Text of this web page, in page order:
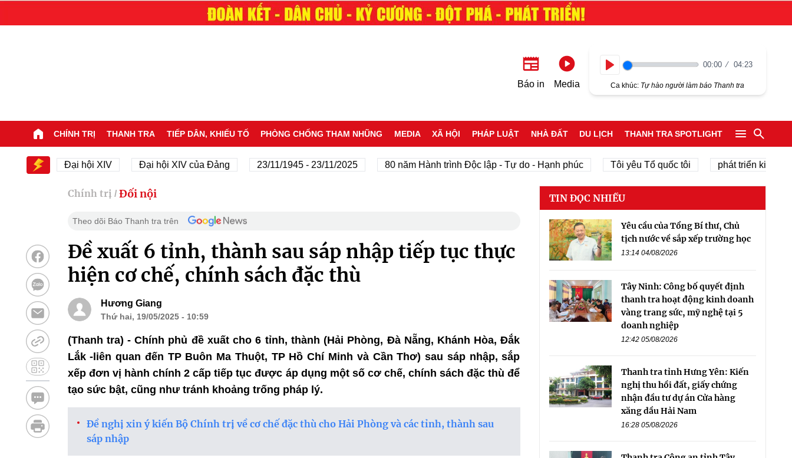
Báo in Media
00:00 04:23
Ca khúc: Tự hào người làm báo Thanh tra
CHÍNH TRỊ THANH TRA TIẾP DÂN, KHIẾU TỐ PHÒNG CHỐNG THAM NHŨNG MEDIA XÃ HỘI PHÁP LUẬT NHÀ ĐẤT DU LỊCH THANH TRA SPOTLIGHT
Đại hội XIV Đại hội XIV của Đảng 23/11/1945 - 23/11/2025 80 năm Hành trình Độc lập - Tự do - Hạnh phúc Tôi yêu Tổ quốc tôi phát triển kinh tế tư
Chính trị / Đối nội
Theo dõi Báo Thanh tra trên
Đề xuất 6 tỉnh, thành sau sáp nhập tiếp tục thực
hiện cơ chế, chính sách đặc thù
Hương Giang
Thứ hai, 19/05/2025 - 10:59
(Thanh tra) - Chính phủ đề xuất cho 6 tỉnh, thành (Hải Phòng, Đà Nẵng, Khánh Hòa, Đắk
Lắk -liên quan đến TP Buôn Ma Thuột, TP Hồ Chí Minh và Cần Thơ) sau sáp nhập, sắp
xếp đơn vị hành chính 2 cấp tiếp tục được áp dụng một số cơ chế, chính sách đặc thù để
tạo sức bật, cũng như tránh khoảng trống pháp lý.
Đề nghị xin ý kiến Bộ Chính trị về cơ chế đặc thù cho Hải Phòng và các tỉnh, thành sau
sáp nhập
TIN ĐỌC NHIỀU
Yêu cầu của Tổng Bí thư, Chủ
tịch nước về sắp xếp trường học
13:14 04/08/2026
Tây Ninh: Công bố quyết định
thanh tra hoạt động kinh doanh
vàng trang sức, mỹ nghệ tại 5
doanh nghiệp
12:42 05/08/2026
Thanh tra tỉnh Hưng Yên: Kiến
nghị thu hồi đất, giấy chứng
nhận đầu tư dự án Cửa hàng
xăng dầu Hải Nam
16:28 05/08/2026